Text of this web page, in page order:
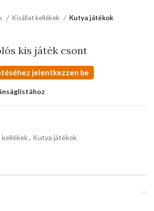
Kisállat kellékek Kutya játékok
kis játék csont
jelentkezzen be
kellékek, Kutya játékok